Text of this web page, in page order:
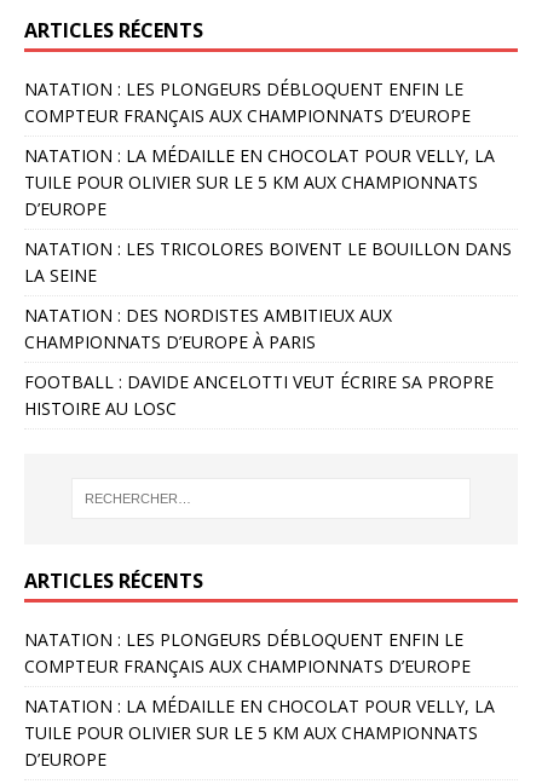
ARTICLES RÉCENTS
NATATION : LES PLONGEURS DÉBLOQUENT ENFIN LE
COMPTEUR FRANÇAIS AUX CHAMPIONNATS D’EUROPE
NATATION : LA MÉDAILLE EN CHOCOLAT POUR VELLY, LA
TUILE POUR OLIVIER SUR LE 5 KM AUX CHAMPIONNATS
D’EUROPE
NATATION : LES TRICOLORES BOIVENT LE BOUILLON DANS
LA SEINE
NATATION : DES NORDISTES AMBITIEUX AUX
CHAMPIONNATS D’EUROPE À PARIS
FOOTBALL : DAVIDE ANCELOTTI VEUT ÉCRIRE SA PROPRE
HISTOIRE AU LOSC
ARTICLES RÉCENTS
NATATION : LES PLONGEURS DÉBLOQUENT ENFIN LE
COMPTEUR FRANÇAIS AUX CHAMPIONNATS D’EUROPE
NATATION : LA MÉDAILLE EN CHOCOLAT POUR VELLY, LA
TUILE POUR OLIVIER SUR LE 5 KM AUX CHAMPIONNATS
D’EUROPE